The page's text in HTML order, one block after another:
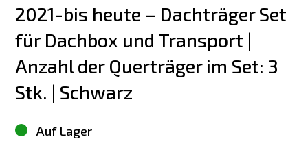
2021-bis heute – Dachträger Set
für Dachbox und Transport |
Anzahl der Querträger im Set: 3
Stk. | Schwarz
Auf Lager